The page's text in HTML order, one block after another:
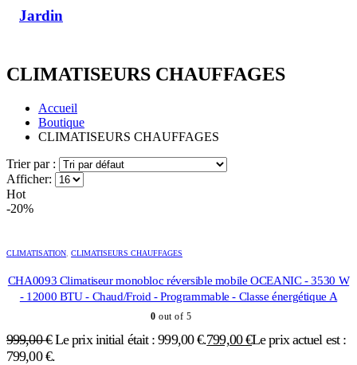
Jardin
CLIMATISEURS CHAUFFAGES
Accueil
Boutique
CLIMATISEURS CHAUFFAGES
Trier par :
Afficher:
Hot
-20%
CLIMATISATION CLIMATISEURS CHAUFFAGES
CHA0093 Climatiseur monobloc réversible mobile OCEANIC - 3530 W
- 12000 BTU - Chaud/Froid - Programmable - Classe énergétique A
0 out of 5
999,00€ Le prix initial était : 999,00 €.799,00€Le prix actuel est :
799,00 €.